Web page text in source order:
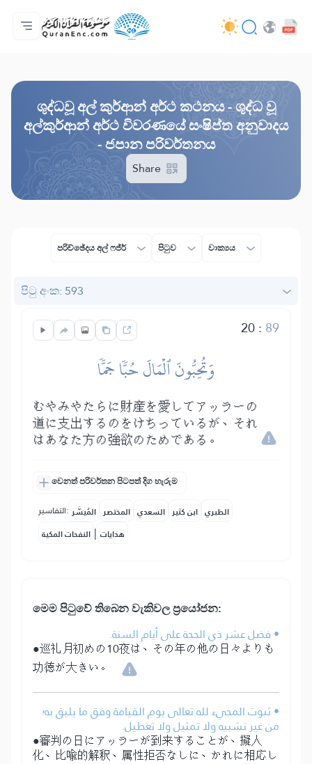
මුල් පිටුව
පරිවර්තන පටුන
Audio
සංවර්ධක සේවා - API
ව්‍යාපෘතිය ගැන
අප අමතන්න
භාෂාව
ශුද්ධවූ අල් කුර්ආන් අර්ථ කථනය - ශුද්ධ වූ
අල්කුර්ආන් අර්ථ විවරණයේ සංෂිප්ත අනුවාදය
- ජපාන පරිවර්තනය
Share
පරිච්ඡේදය අල් ෆජ්ර් පිටුව වාක්‍යය
පිටු අංක: 593
20: 89
وَتُحِبُّونَ ٱلۡمَالَ حُبّٗا جَمّٗا
むやみやたらに財産を愛してアッラーの
道に支出するのをけちっているが、それ
はあなた方の強欲のためである。
වෙනත් පරිවර්තන පිටපත් දිග හැරුම
التفاسير: المُيسَّر المختصر السعدي ابن كثير الطبري
النفحات المكية | هدايات
මෙ⁣ම පිටුවේ තිබෙන වැකිවල ප්‍රයෝජන:
• فضل عشر ذي الحجة على أيام السنة.
●巡礼月初めの10夜は、その年の他の日々よりも
功徳が大きい。
• ثبوت المجيء لله تعالى يوم القيامة وفق ما يليق به؛
من غير تشبيه ولا تمثيل ولا تعطيل.
●審判の日にアッラーが到来することが、擬人
化、比喩的解釈、属性拒否なしに、かれに相応し